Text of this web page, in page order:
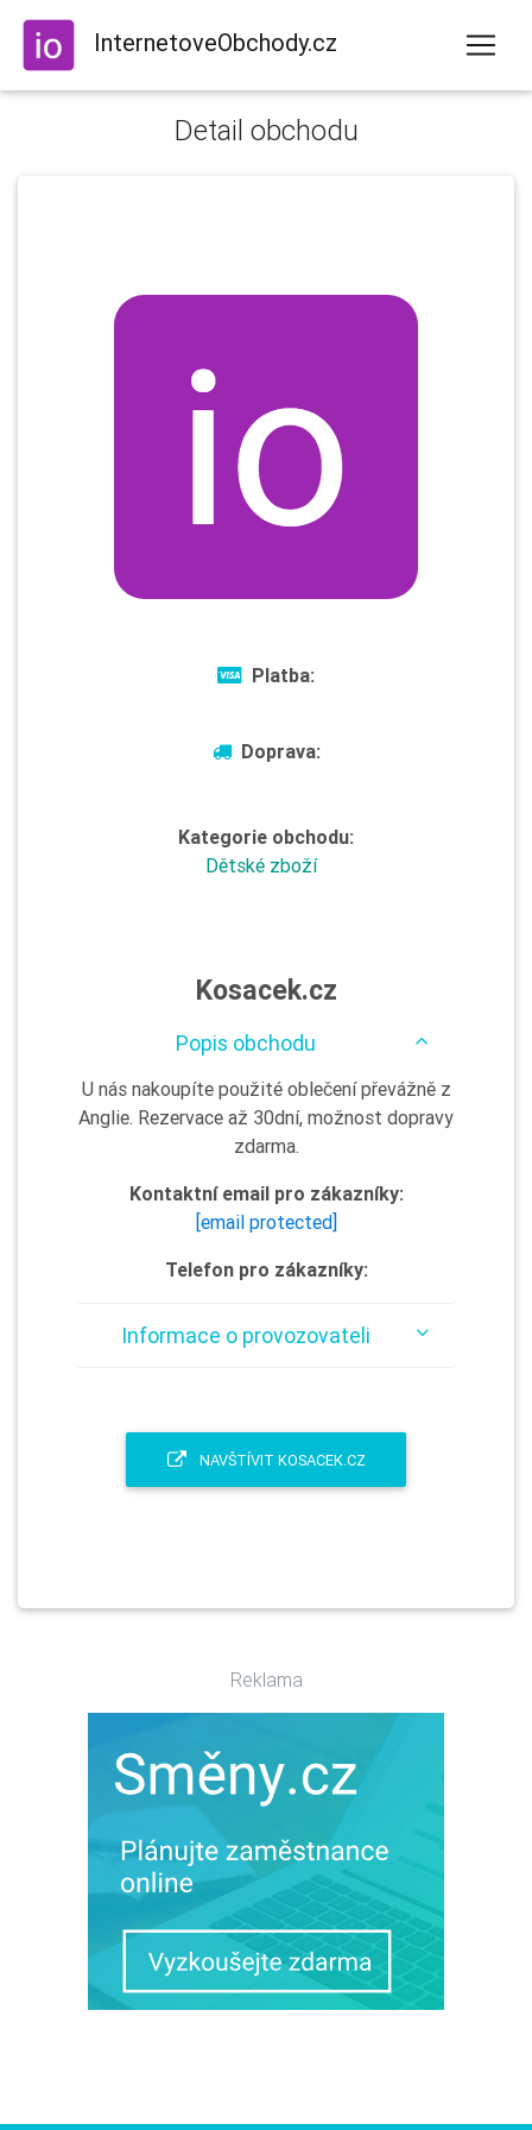
InternetoveObchody.cz
Detail obchodu
Platba:
Doprava:
Kategorie obchodu:
Dětské zboží
Kosacek.cz
Popis obchodu
U nás nakoupíte použité oblečení převážně z
Anglie. Rezervace až 30dní, možnost dopravy
zdarma.
Kontaktní email pro zákazníky:
[email protected]
Telefon pro zákazníky:
Informace o provozovateli
NAVŠTÍVIT KOSACEK.CZ
Reklama